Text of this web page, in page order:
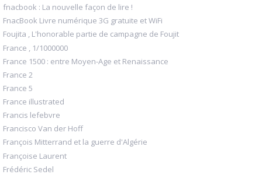
fnacbook : La nouvelle façon de lire !
FnacBook Livre numérique 3G gratuite et WiFi
Foujita , L'honorable partie de campagne de Foujit
France , 1/1000000
France 1500 : entre Moyen-Age et Renaissance
France 2
France 5
France illustrated
Francis lefebvre
Francisco Van der Hoff
François Mitterrand et la guerre d'Algérie
Françoise Laurent
Frédéric Sedel